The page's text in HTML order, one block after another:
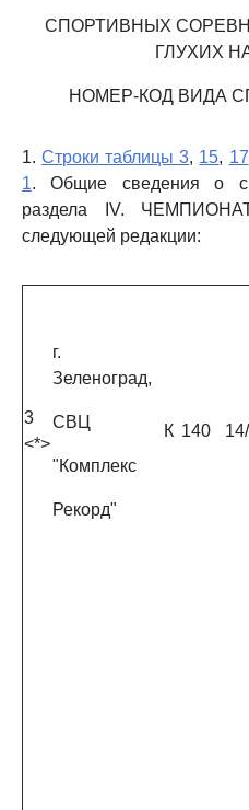
СПОРТИВНЫХ
ГЛУХИХ
НОМЕР-КОД ВИДА
1.Строки таблицы 3, 15, 17
1. Общие сведения о
раздела IV.
следующей редакции:
3
<*>
г.
Зеленоград,
СВЦ
"Комплекс
Рекорд"
К 140